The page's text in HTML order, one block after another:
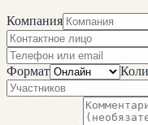
Компания
Формат